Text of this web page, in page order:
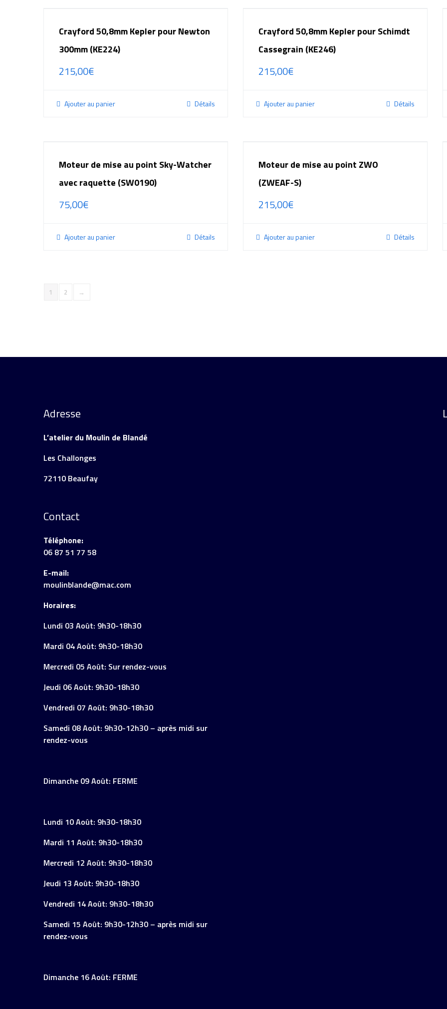
Crayford 50,8mm Kepler pour Newton
300mm (KE224)
215,00€
Ajouter au panier Détails
Crayford 50,8mm Kepler pour Schimdt
Cassegrain (KE246)
215,00€
Ajouter au panier Détails
Moteur de mise au point Sky-Watcher
avec raquette (SW0190)
75,00€
Ajouter au panier Détails
Moteur de mise au point ZWO
(ZWEAF-S)
215,00€
Ajouter au panier Détails
1 2 →
Adresse
L’atelier du Moulin de Blandé
Les Challonges
72110 Beaufay
Contact
Téléphone:
06 87 51 77 58
E-mail:
moulinblande@mac.com
Horaires:
Lundi 03 Août: 9h30-18h30
Mardi 04 Août: 9h30-18h30
Mercredi 05 Août: Sur rendez-vous
Jeudi 06 Août: 9h30-18h30
Vendredi 07 Août: 9h30-18h30
Samedi 08 Août: 9h30-12h30 – après midi sur
rendez-vous
Dimanche 09 Août: FERME
Lundi 10 Août: 9h30-18h30
Mardi 11 Août: 9h30-18h30
Mercredi 12 Août: 9h30-18h30
Jeudi 13 Août: 9h30-18h30
Vendredi 14 Août: 9h30-18h30
Samedi 15 Août: 9h30-12h30 – après midi sur
rendez-vous
Dimanche 16 Août: FERME